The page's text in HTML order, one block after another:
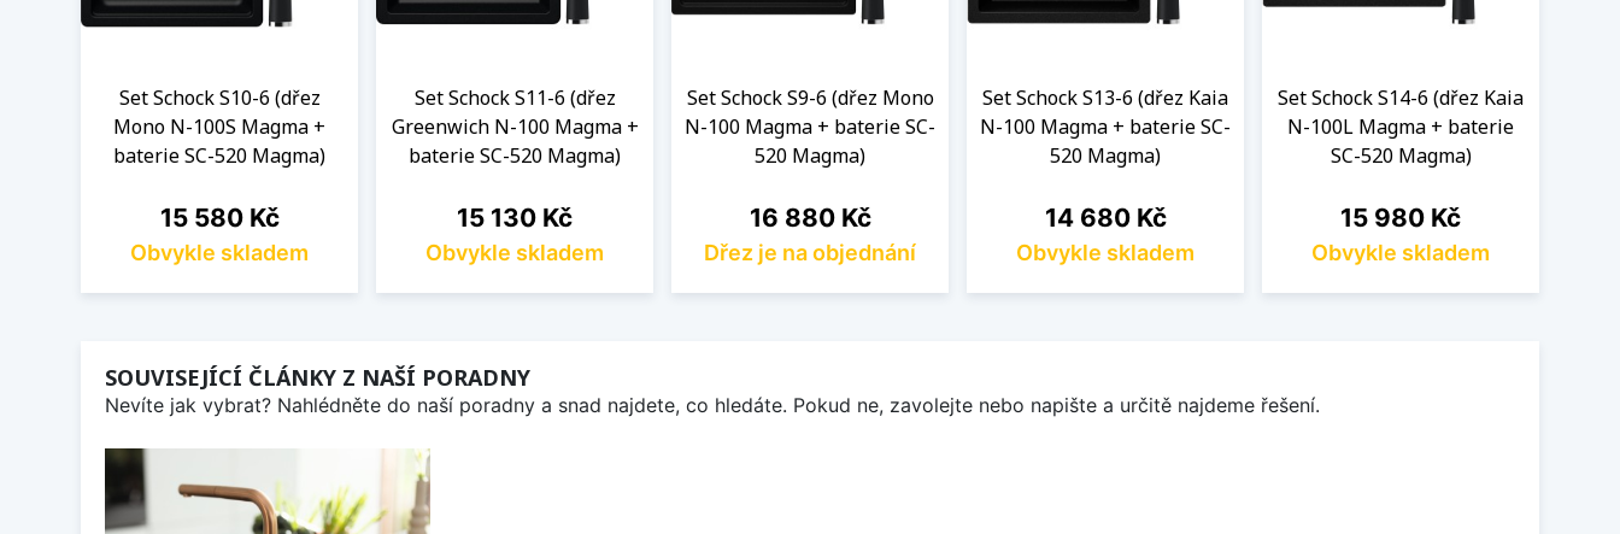
Set Schock S10-6 (dřez
Mono N-100S Magma +
baterie SC-520 Magma)
Cena
15 580 Kč
Obvykle skladem
Set Schock S11-6 (dřez
Greenwich N-100 Magma +
baterie SC-520 Magma)
Cena
15 130 Kč
Obvykle skladem
Set Schock S9-6 (dřez Mono
N-100 Magma + baterie SC-
520 Magma)
Cena
16 880 Kč
Dřez je na objednání
Set Schock S13-6 (dřez Kaia
N-100 Magma + baterie SC-
520 Magma)
Cena
14 680 Kč
Obvykle skladem
Set Schock S14-6 (dřez Kaia
N-100L Magma + baterie
SC-520 Magma)
Cena
15 980 Kč
Obvykle skladem
SOUVISEJÍCÍ ČLÁNKY Z NAŠÍ PORADNY
Nevíte jak vybrat? Nahlédněte do naší poradny a snad najdete, co hledáte. Pokud ne, zavolejte nebo napište a určitě najdeme řešení.